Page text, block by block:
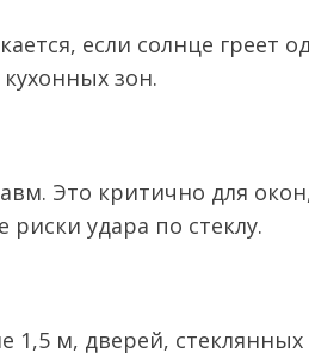
если солнце греет
зон.
Это критично для
удара по стеклу.
1,5 м, дверей,